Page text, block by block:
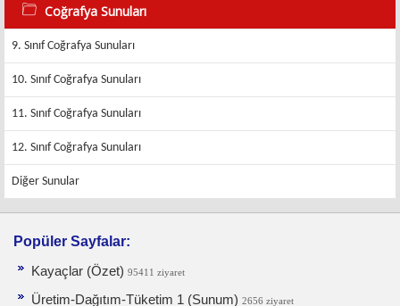
Coğrafya Sunuları
9. Sınıf Coğrafya Sunuları
10. Sınıf Coğrafya Sunuları
11. Sınıf Coğrafya Sunuları
12. Sınıf Coğrafya Sunuları
Diğer Sunular
Popüler Sayfalar:
Kayaçlar (Özet) 95411 ziyaret
Üretim-Dağıtım-Tüketim 1 (Sunum) 2656 ziyaret